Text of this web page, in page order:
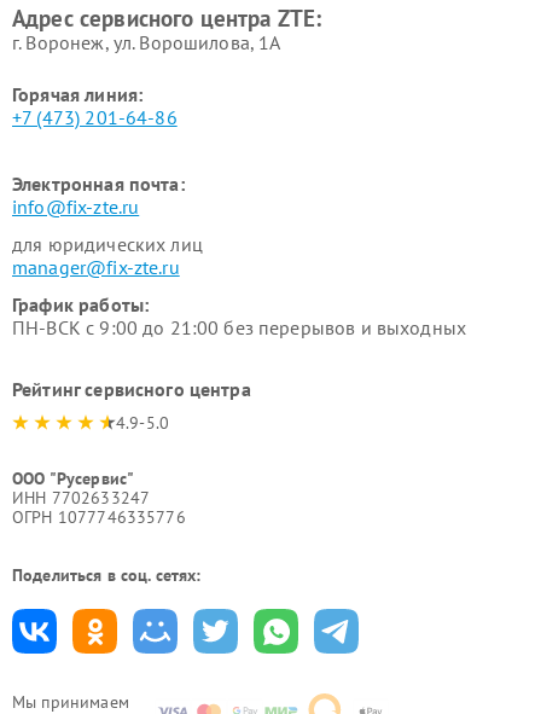
Мы принимаем
Адрес сервисного центра ZTE:
г. Воронеж, ул. Ворошилова, 1А
Горячая линия:
+7 (473) 201-64-86
Электронная почта:
info@fix-zte.ru
для юридических лиц
manager@fix-zte.ru
График работы:
ПН-ВСК с 9:00 до 21:00 без перерывов и выходных
Рейтинг сервисного центра
4.9-5.0
ООО "Русервис"
ИНН 7702633247
ОГРН 1077746335776
Поделиться в соц. сетях: